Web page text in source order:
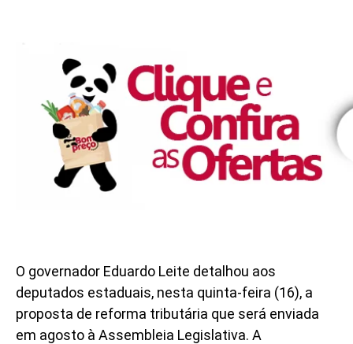
O governador Eduardo Leite detalhou aos
deputados estaduais, nesta quinta-feira (16), a
proposta de reforma tributária que será enviada
em agosto à Assembleia Legislativa. A